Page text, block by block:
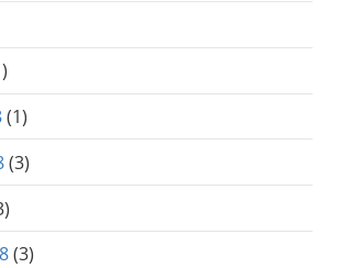
(1)
(3)
(3)